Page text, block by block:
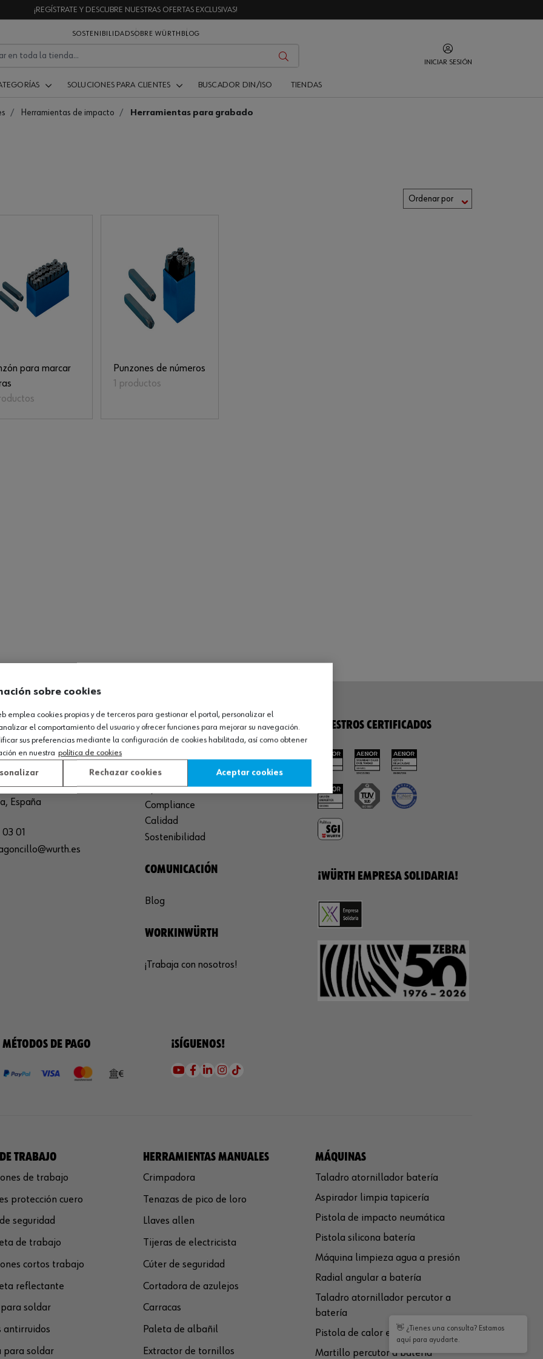
¡REGÍSTRATE Y DESCUBRE NUESTRAS OFERTAS EXCLUSIVAS!
SOSTENIBILIDADSOBRE WÜRTH BLOG
INICIAR SESIÓN
SOLUCIONES PARA CLIENTES BUSCADOR DIN/ISO TIENDAS
Herramientas de impacto Herramientas para grabado
para marcar
Punzones de números
1 productos
LOGÍSTICO / MUSEO
S.A
de Cameros, pcls. 86-88
El (Agoncillo)
España
01
SOBRE WÜRTH
Empresa
Museo
Ayuda
Compliance
Calidad
Sostenibilidad
COMUNICACIÓN
Blog
WORKINWÜRTH
¡Trabaja con nosotros!
NUESTROS CERTIFICADOS
¡WÜRTH EMPRESA SOLIDARIA!
MÉTODOS DE PAGO ¡SÍGUENOS!
TRABAJO
de trabajo
protección cuero
seguridad
de trabajo
cortos trabajo
reflectante
soldar
antirruidos
para soldar
HERRAMIENTAS MANUALES
Crimpadora
Tenazas de pico de loro
Llaves allen
Tijeras de electricista
Cúter de seguridad
Cortadora de azulejos
Carracas
Paleta de albañil
Extractor de tornillos
MÁQUINAS
Taladro atornillador batería
Aspirador limpia tapicería
Pistola de impacto neumática
Pistola silicona batería
Máquina limpieza agua a presión
Radial angular a batería
Taladro atornillador percutor a
batería
Pistola de calor eléctrica
Martillo percutor a batería
👋 ¿Tienes una consulta? Estamos
aquí para ayudarte.
sobre cookies
emplea cookies propias y de terceros para gestionar el portal, personalizar el
el comportamiento del usuario y ofrecer funciones para mejorar su navegación.
sus preferencias mediante la configuración de cookies habilitada, así como obtener
en nuestra política de cookies
Rechazar cookies Aceptar cookies